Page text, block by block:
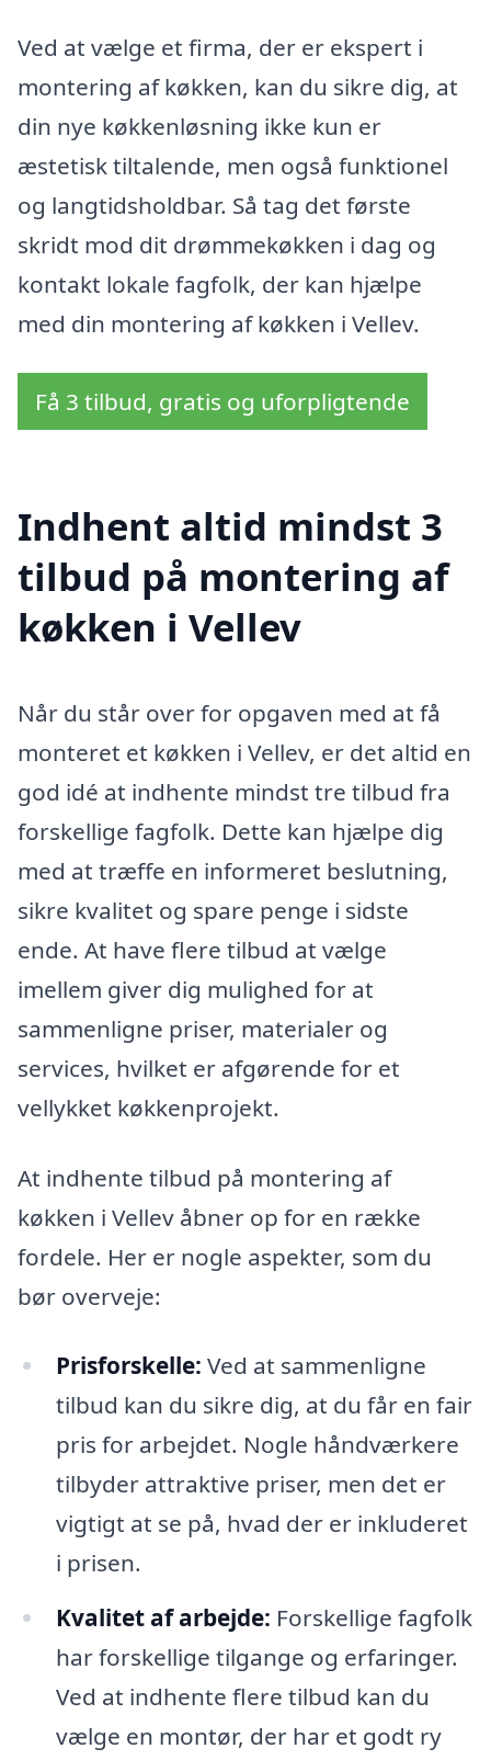
Ved at vælge et firma, der er ekspert i
montering af køkken, kan du sikre dig, at
din nye køkkenløsning ikke kun er
æstetisk tiltalende, men også funktionel
og langtidsholdbar. Så tag det første
skridt mod dit drømmekøkken i dag og
kontakt lokale fagfolk, der kan hjælpe
med din montering af køkken i Vellev.
Få 3 tilbud, gratis og uforpligtende
Indhent altid mindst 3
tilbud på montering af
køkken i Vellev
Når du står over for opgaven med at få
monteret et køkken i Vellev, er det altid en
god idé at indhente mindst tre tilbud fra
forskellige fagfolk. Dette kan hjælpe dig
med at træffe en informeret beslutning,
sikre kvalitet og spare penge i sidste
ende. At have flere tilbud at vælge
imellem giver dig mulighed for at
sammenligne priser, materialer og
services, hvilket er afgørende for et
vellykket køkkenprojekt.
At indhente tilbud på montering af
køkken i Vellev åbner op for en række
fordele. Her er nogle aspekter, som du
bør overveje:
Prisforskelle: Ved at sammenligne
tilbud kan du sikre dig, at du får en fair
pris for arbejdet. Nogle håndværkere
tilbyder attraktive priser, men det er
vigtigt at se på, hvad der er inkluderet
i prisen.
Kvalitet af arbejde: Forskellige fagfolk
har forskellige tilgange og erfaringer.
Ved at indhente flere tilbud kan du
vælge en montør, der har et godt ry